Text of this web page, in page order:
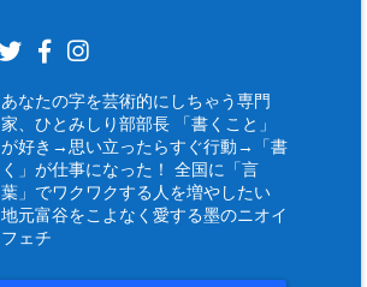
あなたの字を芸術的にしちゃう専門
家、ひとみしり部部長 「書くこと」
が好き→思い立ったらすぐ行動→「書
く」が仕事になった！ 全国に「言
葉」でワクワクする人を増やしたい
地元富谷をこよなく愛する墨のニオイ
フェチ